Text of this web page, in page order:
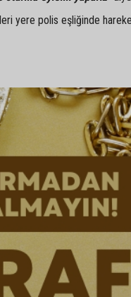
yere polis eşliğinde